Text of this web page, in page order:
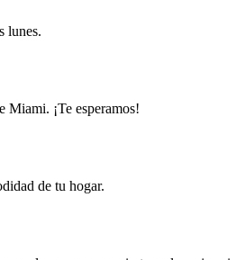
lunes.
Miami. ¡Te esperamos!
de tu hogar.